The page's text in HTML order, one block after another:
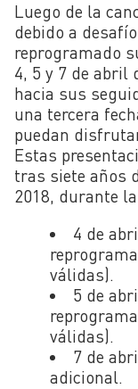
Luego de la
debido a
reprogramado
4, 5 y 7 de abril
hacia sus
una tercera
puedan
Estas
tras siete años
2018, durante
4 de
válidas).
5 de
válidas).
7 de
adicional.